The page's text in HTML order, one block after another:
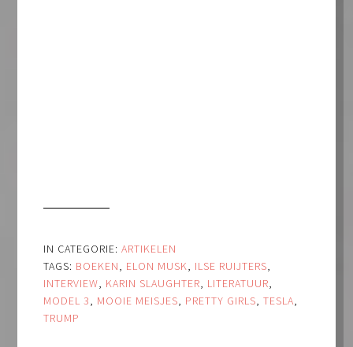
IN CATEGORIE: ARTIKELEN
TAGS: BOEKEN, ELON MUSK, ILSE RUIJTERS,
INTERVIEW, KARIN SLAUGHTER, LITERATUUR,
MODEL 3, MOOIE MEISJES, PRETTY GIRLS, TESLA,
TRUMP